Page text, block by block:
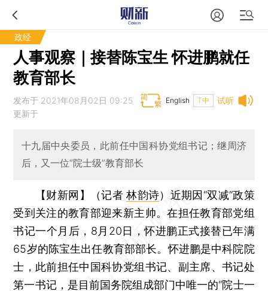
政经
人事观察｜接替陈宝生 怀进鹏就任
教育部长
试听
发布于 2021年08月02日 09:25
更新于
T中
English
十九届中央委员，此前任中国科协党组书记；继周济
后，又一位“院士级”教育部长
【财新网】（记者林韵诗） 近期因“双减”政策
受到关注的教育部迎来新主帅。在担任教育部党组
书记一个月后，8月20日，怀进鹏正式接替已年满
65岁的陈宝生出任教育部部长。怀进鹏是中科院院
士，此前担任中国科协党组书记、副主席、书记处
第一书记，是目前国务院组成部门中唯一的“院士一